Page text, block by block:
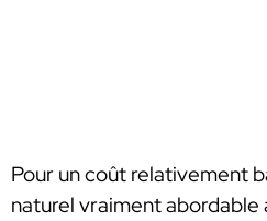
Pour un coût relativement
naturel vraiment abordable